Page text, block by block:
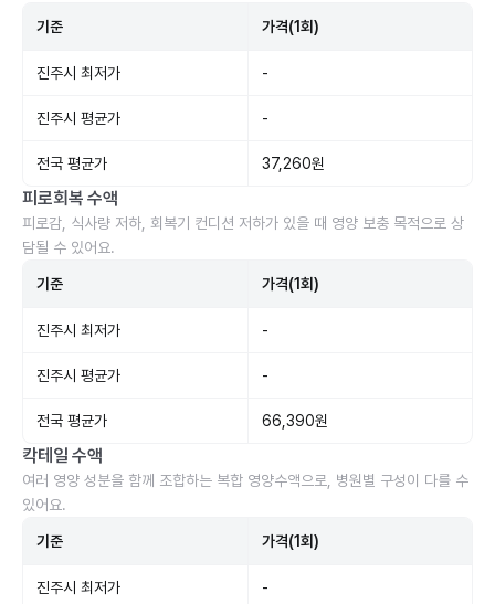
기준 가격(1회)
진주시 최저가 -
진주시 평균가 -
전국 평균가 37,260원
피로회복 수액
피로감, 식사량 저하, 회복기 컨디션 저하가 있을 때 영양 보충 목적으로 상
담될 수 있어요.
기준 가격(1회)
진주시 최저가 -
진주시 평균가 -
전국 평균가 66,390원
칵테일 수액
여러 영양 성분을 함께 조합하는 복합 영양수액으로, 병원별 구성이 다를 수
있어요.
기준 가격(1회)
진주시 최저가 -